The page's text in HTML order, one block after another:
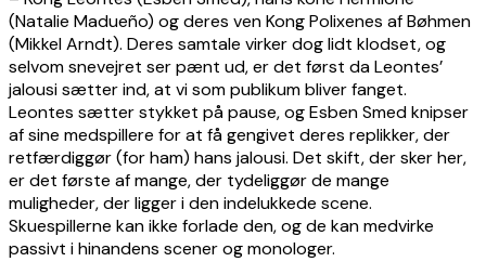
(Natalie Madueño) og deres ven Kong Polixenes af Bøhmen
(Mikkel Arndt). Deres samtale virker dog lidt klodset, og
selvom snevejret ser pænt ud, er det først da Leontes’
jalousi sætter ind, at vi som publikum bliver fanget.
Leontes sætter stykket på pause, og Esben Smed knipser
af sine medspillere for at få gengivet deres replikker, der
retfærdiggør (for ham) hans jalousi. Det skift, der sker her,
er det første af mange, der tydeliggør de mange
muligheder, der ligger i den indelukkede scene.
Skuespillerne kan ikke forlade den, og de kan medvirke
passivt i hinandens scener og monologer.